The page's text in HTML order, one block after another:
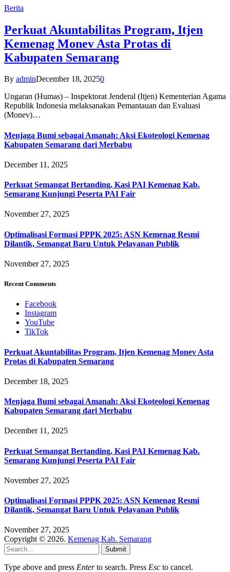
Berita
Perkuat Akuntabilitas Program, Itjen
Kemenag Monev Asta Protas di
Kabupaten Semarang
By adminDecember 18, 20250
Ungaran (Humas) – Inspektorat Jenderal (Itjen) Kementerian Agama
Republik Indonesia melaksanakan Pemantauan dan Evaluasi
(Monev)…
Menjaga Bumi sebagai Amanah: Aksi Ekoteologi Kemenag
Kabupaten Semarang dari Merbabu
December 11, 2025
Perkuat Semangat Bertanding, Kasi PAI Kemenag Kab.
Semarang Kunjungi Peserta PAI Fair
November 27, 2025
Optimalisasi Formasi PPPK 2025: ASN Kemenag Resmi
Dilantik, Semangat Baru Untuk Pelayanan Publik
November 27, 2025
Recent Comments
Facebook
Instagram
YouTube
TikTok
Perkuat Akuntabilitas Program, Itjen Kemenag Monev Asta
Protas di Kabupaten Semarang
December 18, 2025
Menjaga Bumi sebagai Amanah: Aksi Ekoteologi Kemenag
Kabupaten Semarang dari Merbabu
December 11, 2025
Perkuat Semangat Bertanding, Kasi PAI Kemenag Kab.
Semarang Kunjungi Peserta PAI Fair
November 27, 2025
Optimalisasi Formasi PPPK 2025: ASN Kemenag Resmi
Dilantik, Semangat Baru Untuk Pelayanan Publik
November 27, 2025
Copyright © 2026. Kemenag Kab. Semarang
Submit
Type above and press Enterto search. Press Esc to cancel.